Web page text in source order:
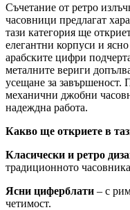
Съчетание от ретро
часовници предлагат
тази категория ще
елегантни корпуси и
арабските цифри
металните вериги
усещане за завършеност.
механични джобни
надеждна работа.
Какво ще откриете в
Класически и ретро
традиционното
Ясни циферблати – с
четимост.